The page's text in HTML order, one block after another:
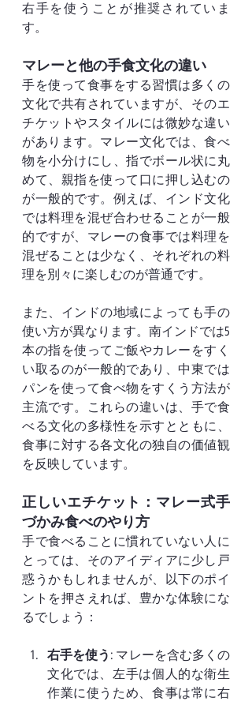
右手を使うことが推奨されていま
す。
マレーと他の手食文化の違い
手を使って食事をする習慣は多くの
文化で共有されていますが、そのエ
チケットやスタイルには微妙な違い
があります。マレー文化では、食べ
物を小分けにし、指でボール状に丸
めて、親指を使って口に押し込むの
が一般的です。例えば、インド文化
では料理を混ぜ合わせることが一般
的ですが、マレーの食事では料理を
混ぜることは少なく、それぞれの料
理を別々に楽しむのが普通です。
また、インドの地域によっても手の
使い方が異なります。南インドでは5
本の指を使ってご飯やカレーをすく
い取るのが一般的であり、中東では
パンを使って食べ物をすくう方法が
主流です。これらの違いは、手で食
べる文化の多様性を示すとともに、
食事に対する各文化の独自の価値観
を反映しています。
正しいエチケット：マレー式手
づかみ食べのやり方
手で食べることに慣れていない人に
とっては、そのアイディアに少し戸
惑うかもしれませんが、以下のポイ
ントを押さえれば、豊かな体験にな
るでしょう：
右手を使う : マレーを含む多くの
文化では、左手は個人的な衛生
作業に使うため、食事は常に右